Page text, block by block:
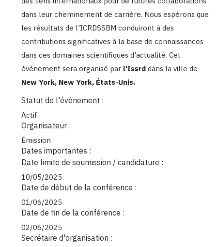
dans leur cheminement de carrière. Nous espérons que
les résultats de l'ICRDSSBM conduiront à des
contributions significatives à la base de connaissances
dans ces domaines scientifiques d'actualité. Cet
événement sera organisé par l'Issrddans la ville de
New York, New York, États-Unis.
Statut de l'événement :
Actif
Organisateur :
Émission
Dates importantes :
Date limite de soumission / candidature :
10/05/2025
Date de début de la conférence :
01/06/2025
Date de fin de la conférence :
02/06/2025
Secrétaire d'organisation :